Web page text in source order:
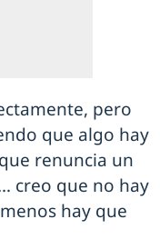
pero
que algo hay
renuncia un
creo que no hay
hay que